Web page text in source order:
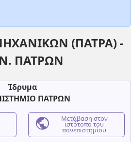
(ΠΑΤΡΑ) -
ΠΑΤΡΩΝ
Ίδρυμα
ΠΑΤΡΩΝ
public Μετάβαση στον
ιστότοπο του
πανεπιστημίου